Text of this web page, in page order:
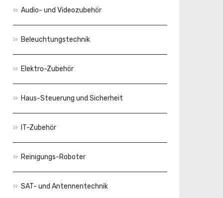
Audio- und Videozubehör
Beleuchtungstechnik
Elektro-Zubehör
Haus-Steuerung und Sicherheit
IT-Zubehör
Reinigungs-Roboter
SAT- und Antennentechnik